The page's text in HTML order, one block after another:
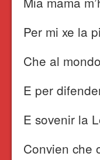
Per mi xe la
Che al
E per
E sovenir la
Convien che